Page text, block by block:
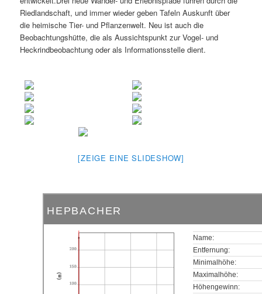
Riedlandschaft, und immer wieder geben Tafeln Auskunft über
die heimische Tier- und Pflanzenwelt. Neu ist auch die
Beobachtungshütte, die als Aussichtspunkt zur Vogel- und
Heckrindbeobachtung oder als Informationsstelle dient.
[ZEIGE EINE SLIDESHOW]
HEPBACHER
100
150
200
(m)
Name:
Entfernung:
Minimalhöhe:
Maximalhöhe:
Höhengewinn: